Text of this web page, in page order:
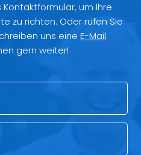
um Ihre
zu richten. Oder rufen Sie
uns eine E-Mail.
gern weiter!